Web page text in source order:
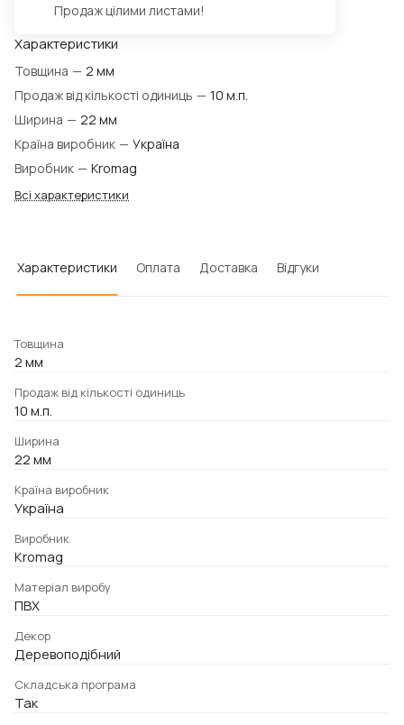
Продаж цілими листами!
Характеристики
Товщина — 2 мм
Продаж від кількості одиниць — 10 м.п.
Ширина — 22 мм
Країна виробник — Україна
Виробник — Kromag
Всі характеристики
Характеристики Оплата Доставка Відгуки
Товщина
2 мм
Продаж від кількості одиниць
10 м.п.
Ширина
22 мм
Країна виробник
Україна
Виробник
Kromag
Матеріал виробу
ПВХ
Декор
Деревоподібний
Складська програма
Так